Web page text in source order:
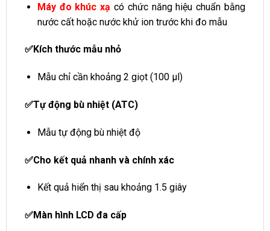
Máy đo khúc xạ có chức năng hiệu chuẩn bằng
nước cất hoặc nước khử ion trước khi đo mẫu
✅Kích thước mẫu nhỏ
Mẫu chỉ cần khoảng 2 giọt (100 μl)
✅Tự động bù nhiệt (ATC)
Mẫu tự động bù nhiệt độ
✅Cho kết quả nhanh và chính xác
Kết quả hiển thị sau khoảng 1.5 giây
✅Màn hình LCD đa cấp